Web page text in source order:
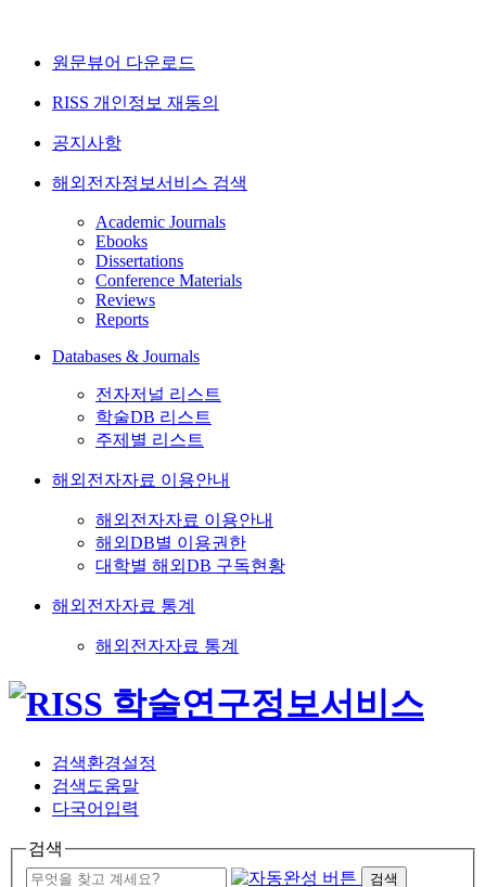
원문뷰어 다운로드
RISS 개인정보 재동의
공지사항
해외전자정보서비스 검색
Academic Journals
Ebooks
Dissertations
Conference Materials
Reviews
Reports
Databases & Journals
전자저널 리스트
학술DB 리스트
주제별 리스트
해외전자자료 이용안내
해외전자자료 이용안내
해외DB별 이용권한
대학별 해외DB 구독현황
해외전자자료 통계
해외전자자료 통계
검색환경설정
검색도움말
다국어입력
검색
검색